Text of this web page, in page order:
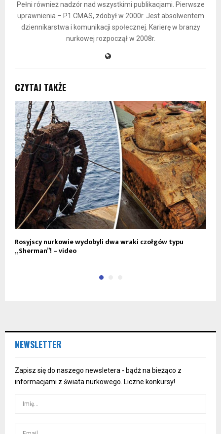
Pełni również nadzór nad wszystkimi publikacjami. Pierwsze
uprawnienia – P1 CMAS, zdobył w 2000r. Jest absolwentem
dziennikarstwa i komunikacji społecznej. Karierę w branży
nurkowej rozpoczął w 2008r.
CZYTAJ TAKŻE
Rosyjscy nurkowie wydobyli dwa wraki czołgów typu
„Sherman”! – video
NEWSLETTER
Zapisz się do naszego newsletera - bądż na bieżąco z
informacjami z świata nurkowego. Liczne konkursy!